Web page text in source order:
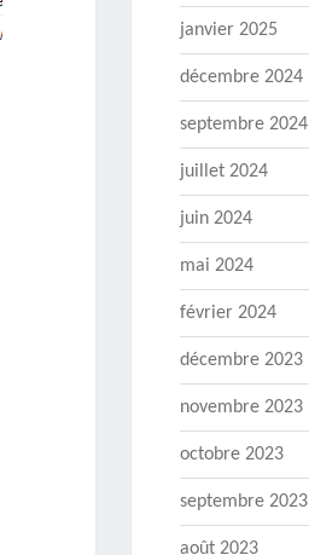
janvier 2025
décembre 2024
septembre 2024
juillet 2024
juin 2024
mai 2024
février 2024
décembre 2023
novembre 2023
octobre 2023
septembre 2023
août 2023